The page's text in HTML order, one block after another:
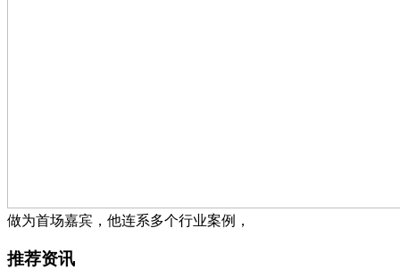
做为首场嘉宾，他连系多个行业案例，
推荐资讯